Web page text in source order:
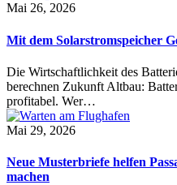
Mai 26, 2026
Mit dem Solarstromspeicher
Die Wirtschaftlichkeit des
berechnen Zukunft Altbau:
profitabel. Wer…
Mai 29, 2026
Neue Musterbriefe helfen
machen